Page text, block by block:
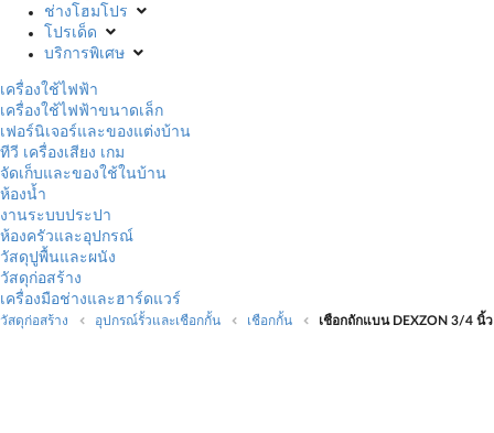
ช่างโฮมโปร
โปรเด็ด
บริการพิเศษ
เครื่องใช้ไฟฟ้า
เครื่องใช้ไฟฟ้าขนาดเล็ก
เฟอร์นิเจอร์และของแต่งบ้าน
ทีวี เครื่องเสียง เกม
จัดเก็บและของใช้ในบ้าน
ห้องน้ำ
งานระบบประปา
ห้องครัวและอุปกรณ์
วัสดุปูพื้นและผนัง
วัสดุก่อสร้าง
เครื่องมือช่างและฮาร์ดแวร์
วัสดุก่อสร้าง อุปกรณ์รั้วและเชือกกั้น เชือกกั้น เชือกถักแบน DEXZON 3/4 นิ้